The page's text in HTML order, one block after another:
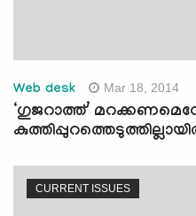
Web desk Mar 18, 2014
‘ഗുജറാത്ത്’
CURRENT ISSUES